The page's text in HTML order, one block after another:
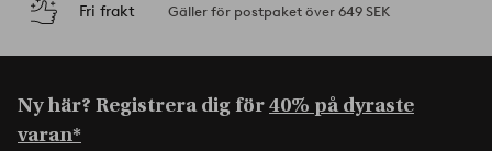
Fri frakt Gäller för postpaket över 649 SEK
Ny här? Registrera dig för40% på dyraste
varan*